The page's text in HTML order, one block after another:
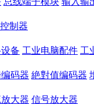
制器
备 工业电脑配件 工
码器 絶對值编码器
大器 信号放大器